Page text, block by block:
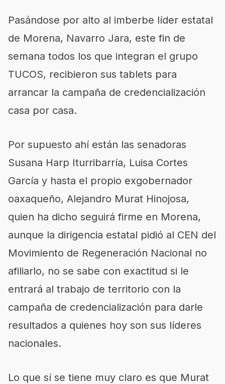
Pasándose por alto al imberbe líder estatal
de Morena, Navarro Jara, este fin de
semana todos los que integran el grupo
TUCOS, recibieron sus tablets para
arrancar la campaña de credencialización
casa por casa.
Por supuesto ahí están las senadoras
Susana Harp Iturribarría, Luisa Cortes
García y hasta el propio exgobernador
oaxaqueño, Alejandro Murat Hinojosa,
quien ha dicho seguirá firme en Morena,
aunque la dirigencia estatal pidió al CEN del
Movimiento de Regeneración Nacional no
afiliarlo, no se sabe con exactitud si le
entrará al trabajo de territorio con la
campaña de credencialización para darle
resultados a quienes hoy son sus líderes
nacionales.
Lo que sí se tiene muy claro es que Murat